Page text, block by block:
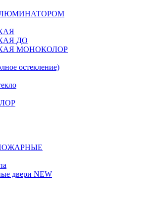
ДО
МОНОКОЛОР
остекление)
двери NEW